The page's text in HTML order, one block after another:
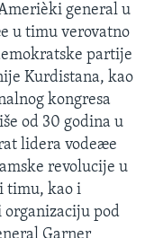
general u
u timu verovatno
partije
Kurdistana, kao
kongresa
od 30 godina u
lidera vodeæe
revolucije u
timu, kao i
pod